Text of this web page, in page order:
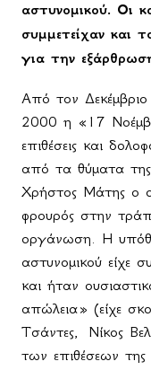
αστυνομικού. Οι
συμμετείχαν και
για την
Από τον
2000 η «17
επιθέσεις και
από τα θύματα
Χρήστος Μάτης ο
φρουρός στην
οργάνωση. Η
αστυνομικού είχε
και ήταν
απώλεια» (είχε
Τσάντες, Νίκος
των επιθέσεων